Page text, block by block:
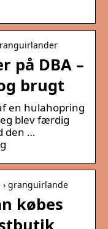
på DBA –
brugt
en hulahopring
blev færdig
den …
granguirlande
købes